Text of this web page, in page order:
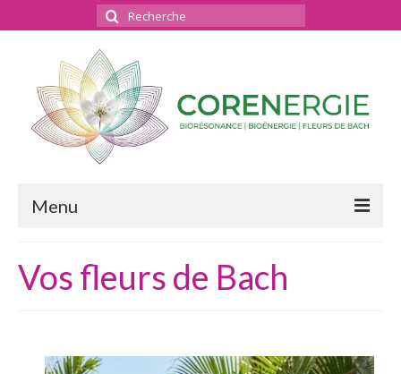
Menu
Bioénergie
Conseils en Fleurs de Bach
Vos fleurs de Bach